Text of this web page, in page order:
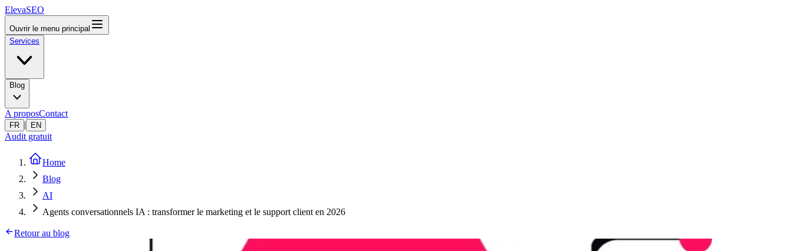
ElevaSEO
Ouvrir le menu principal
Services
Blog
A proposContact
FR | EN
Audit gratuit
Home
Blog
AI
Agents conversationnels IA : transformer le marketing et le support client en 2026
Retour au blog